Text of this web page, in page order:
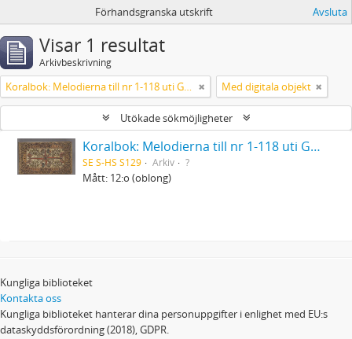
Förhandsgranska utskrift Avsluta
Visar 1 resultat
Arkivbeskrivning
Koralbok: Melodierna till nr 1-118 uti Gamla Psalmboken, enstämmigt satta Med digitala objekt
Utökade sökmöjligheter
Koralbok: Melodierna till nr 1-118 uti Gamla Psalmboken, enstämmigt satta
SE S-HS S129 Arkiv ?
Mått: 12:o (oblong)
Kungliga biblioteket
Kontakta oss
Kungliga biblioteket hanterar dina personuppgifter i enlighet med EU:s
dataskyddsförordning (2018), GDPR.